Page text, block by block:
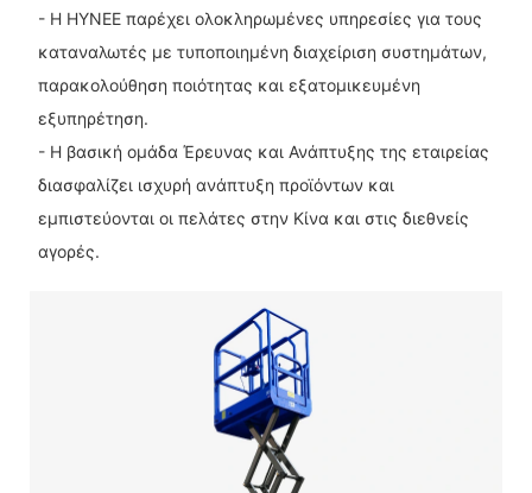
- Η HYNEE παρέχει ολοκληρωμένες υπηρεσίες για τους
καταναλωτές με τυποποιημένη διαχείριση συστημάτων,
παρακολούθηση ποιότητας και εξατομικευμένη
εξυπηρέτηση.
- Η βασική ομάδα Έρευνας και Ανάπτυξης της εταιρείας
διασφαλίζει ισχυρή ανάπτυξη προϊόντων και
εμπιστεύονται οι πελάτες στην Κίνα και στις διεθνείς
αγορές.